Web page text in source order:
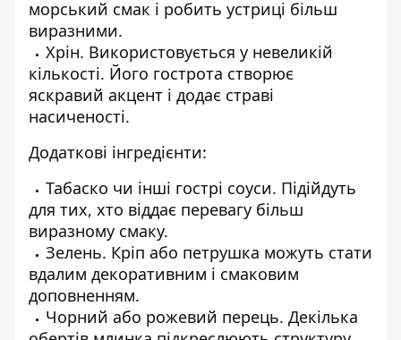
морський смак і робить устриці більш
виразними.
Хрін. Використовується у невеликій
кількості. Його гострота створює
яскравий акцент і додає страві
насиченості.
Додаткові інгредієнти:
Табаско чи інші гострі соуси. Підійдуть
для тих, хто віддає перевагу більш
виразному смаку.
Зелень. Кріп або петрушка можуть стати
вдалим декоративним і смаковим
доповненням.
Чорний або рожевий перець. Декілька